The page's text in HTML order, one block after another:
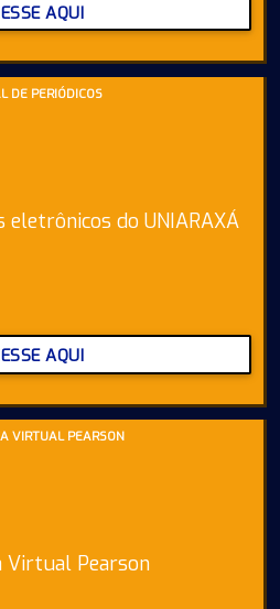
AQUI
DE PERIÓDICOS
do UNIARAXÁ
AQUI
VIRTUAL PEARSON
Virtual Pearson